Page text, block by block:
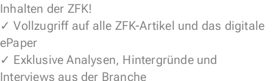
Inhalten der ZFK!
✓ Vollzugriff auf alle ZFK-Artikel und das digitale
ePaper
✓ Exklusive Analysen, Hintergründe und
Interviews aus der Branche